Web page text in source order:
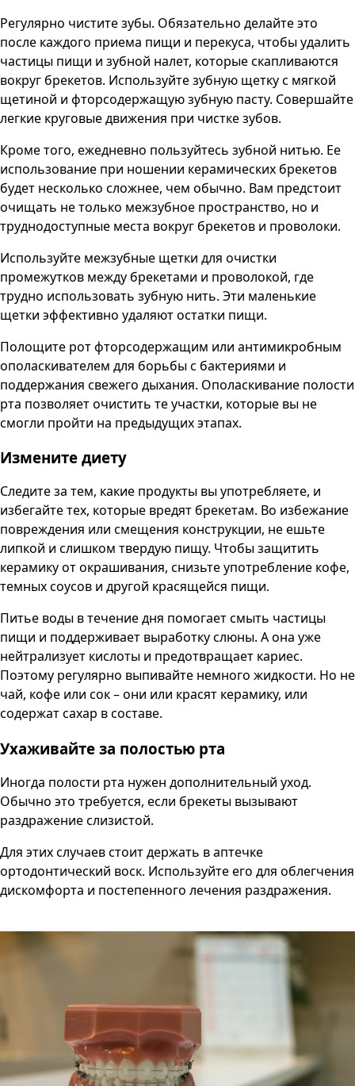
Регулярно чистите зубы. Обязательно делайте это
после каждого приема пищи и перекуса, чтобы удалить
частицы пищи и зубной налет, которые скапливаются
вокруг брекетов. Используйте зубную щетку с мягкой
щетиной и фторсодержащую зубную пасту. Совершайте
легкие круговые движения при чистке зубов.
Кроме того, ежедневно пользуйтесь зубной нитью. Ее
использование при ношении керамических брекетов
будет несколько сложнее, чем обычно. Вам предстоит
очищать не только межзубное пространство, но и
труднодоступные места вокруг брекетов и проволоки.
Используйте межзубные щетки для очистки
промежутков между брекетами и проволокой, где
трудно использовать зубную нить. Эти маленькие
щетки эффективно удаляют остатки пищи.
Полощите рот фторсодержащим или антимикробным
ополаскивателем для борьбы с бактериями и
поддержания свежего дыхания. Ополаскивание полости
рта позволяет очистить те участки, которые вы не
смогли пройти на предыдущих этапах.
Измените диету
Следите за тем, какие продукты вы употребляете, и
избегайте тех, которые вредят брекетам. Во избежание
повреждения или смещения конструкции, не ешьте
липкой и слишком твердую пищу. Чтобы защитить
керамику от окрашивания, снизьте употребление кофе,
темных соусов и другой красящейся пищи.
Питье воды в течение дня помогает смыть частицы
пищи и поддерживает выработку слюны. А она уже
нейтрализует кислоты и предотвращает кариес.
Поэтому регулярно выпивайте немного жидкости. Но не
чай, кофе или сок – они или красят керамику, или
содержат сахар в составе.
Ухаживайте за полостью рта
Иногда полости рта нужен дополнительный уход.
Обычно это требуется, если брекеты вызывают
раздражение слизистой.
Для этих случаев стоит держать в аптечке
ортодонтический воск. Используйте его для облегчения
дискомфорта и постепенного лечения раздражения.